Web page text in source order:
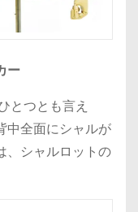
ー
とつとも言え
中全面にシャルが
、シャルロットの